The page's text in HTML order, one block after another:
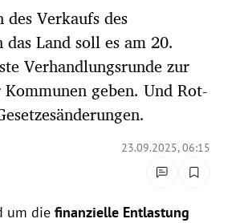
des Verkaufs des
Land soll es am 20.
Verhandlungsrunde zur
geben. Und Rot-
23.09.2025, 06:15
um die finanzielle Entlastung